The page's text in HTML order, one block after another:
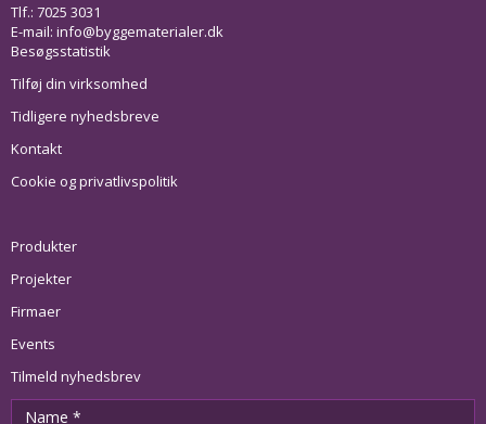
Tlf.: 7025 3031
E-mail: info@byggematerialer.dk
Besøgsstatistik
Tilføj din virksomhed
Tidligere nyhedsbreve
Kontakt
Cookie og privatlivspolitik
Produkter
Projekter
Firmaer
Events
Tilmeld nyhedsbrev